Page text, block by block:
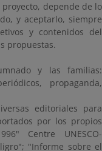
depende de lo
y aceptarlo, siempre
y contenidos del
propuestas.
y las familias:
propaganda,
editoriales para
por los propios
Centre UNESCO-
"Informe sobre el